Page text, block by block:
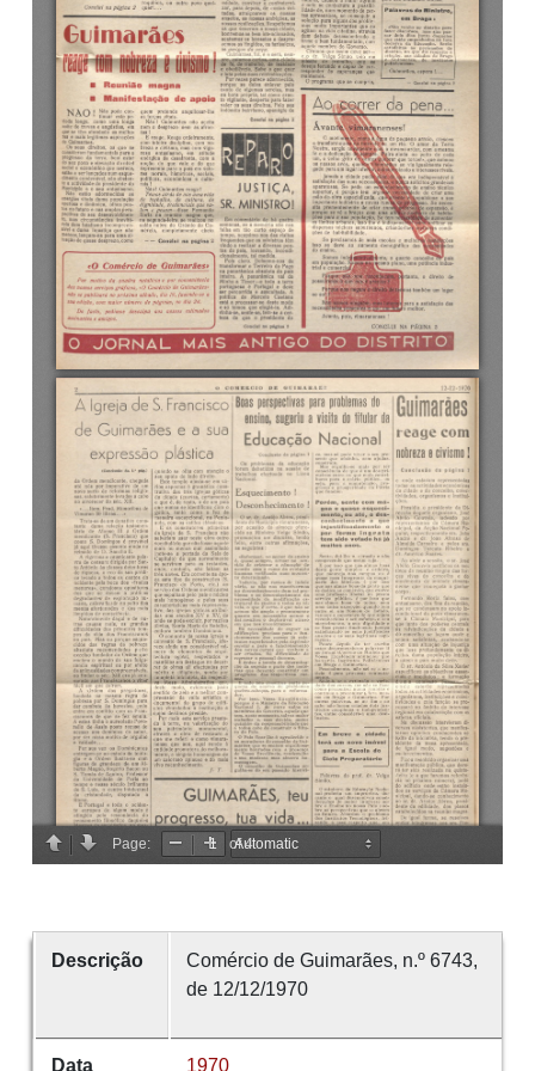
Descrição
Comércio de Guimarães, n.º 6743,
de 12/12/1970
Data 1970